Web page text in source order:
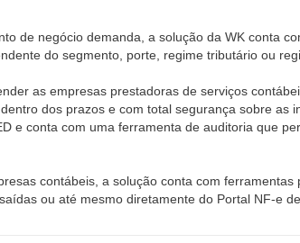
de negócio demanda, a solução da WK conta
do segmento, porte, regime tributário ou
as empresas prestadoras de serviços
dos prazos e com total segurança sobre
e conta com uma ferramenta de auditoria que
contábeis, a solução conta com
ou até mesmo diretamente do Portal NF-e